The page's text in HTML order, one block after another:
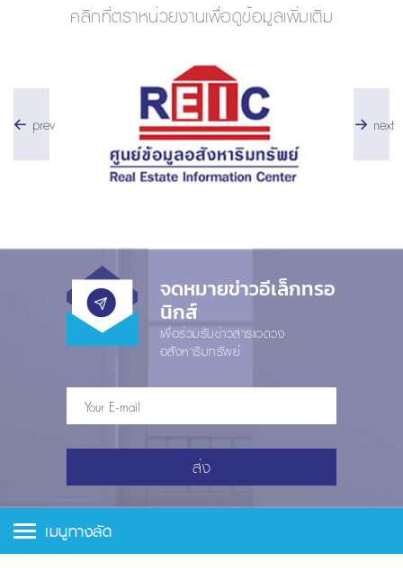
คลิกที่ตราหน่วยงานเพื่อดูข้อมูลเพิ่มเติม
prev next
จดหมายข่าวอีเล็กทรอ
นิกส์
เพื่อร่วมรับข่าวสารแวดวง
อสังหาริมทรัพย์
ส่ง
เมนูทางลัด